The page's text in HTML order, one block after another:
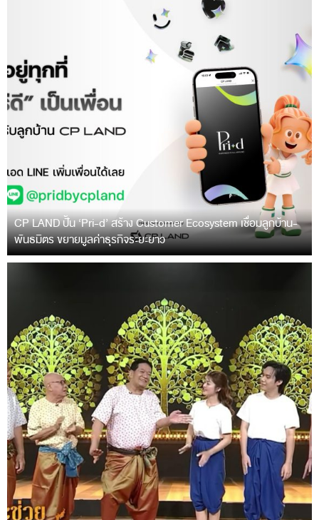
CP LAND ปั้น ‘Pri-d’ สร้าง Customer Ecosystem เชื่อมลูกบ้าน-
พันธมิตร ขยายมูลค่าธุรกิจระยะยาว